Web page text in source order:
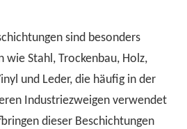
sind besonders
Stahl, Trockenbau, Holz,
und Leder, die häufig in der
Industriezweigen verwendet
dieser Beschichtungen